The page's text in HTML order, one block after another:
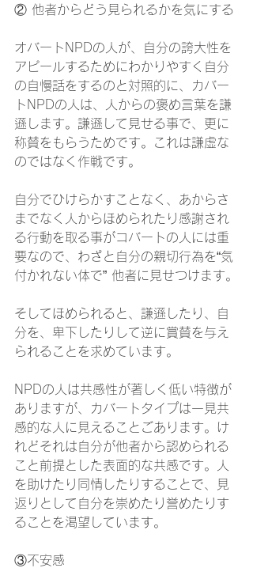
個人セッション
② 他者からどう見られるかを気にする
オバートNPDの人が、自分の誇大性を
アピールするためにわかりやすく自分
の自慢話をするのと対照的に、カバー
トNPDの人は、人からの褒め言葉を謙
遜します。謙遜して見せる事で、更に
称賛をもらうためです。これは謙虚な
のではなく作戦です。
自分でひけらかすことなく、あからさ
までなく人からほめられたり感謝され
る行動を取る事がコバートの人には重
要なので、わざと自分の親切行為を“気
付かれない体で” 他者に見せつけます。
そしてほめられると、謙遜したり、自
分を、卑下したりして逆に賞賛を与え
られることを求めています。
NPDの人は共感性が著しく低い特徴が
ありますが、カバートタイプは一見共
感的な人に見えることごあります。け
れどそれは自分が他者から認められる
こと前提とした表面的な共感です。人
を助けたり同情したりすることで、見
返りとして自分を崇めたり誉めたりす
ることを渇望しています。
③不安感